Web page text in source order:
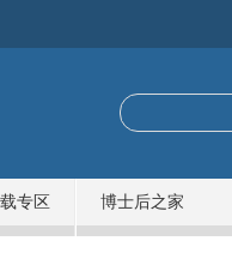
专区 博士后之家